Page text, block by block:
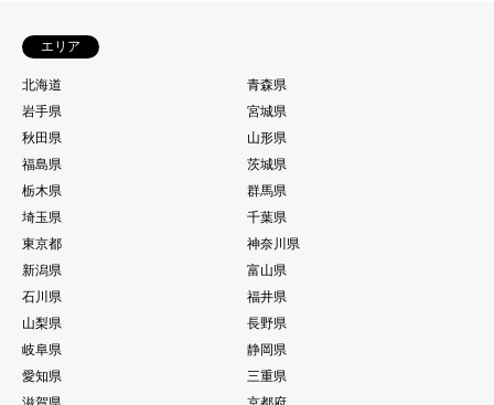
エリア
北海道
青森県
岩手県
宮城県
秋田県
山形県
福島県
茨城県
栃木県
群馬県
埼玉県
千葉県
東京都
神奈川県
新潟県
富山県
石川県
福井県
山梨県
長野県
岐阜県
静岡県
愛知県
三重県